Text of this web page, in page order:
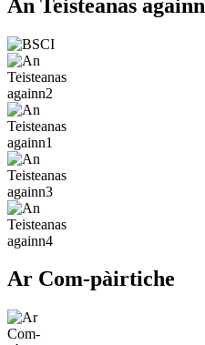
An Teisteanas againn
Ar Com-pàirtiche